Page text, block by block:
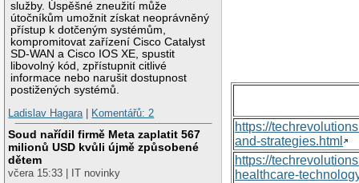
služby. Úspěšné zneužití může
útočníkům umožnit získat neoprávněný
přístup k dotčeným systémům,
kompromitovat zařízení Cisco Catalyst
SD-WAN a Cisco IOS XE, spustit
libovolný kód, zpřístupnit citlivé
informace nebo narušit dostupnost
postižených systémů.
Ladislav Hagara| Komentářů: 2
Soud nařídil firmě Meta zaplatit 567
milionů USD kvůli újmě způsobené
dětem
včera 15:33 | IT novinky
https://
and-strategies.html
https://
healthcare-